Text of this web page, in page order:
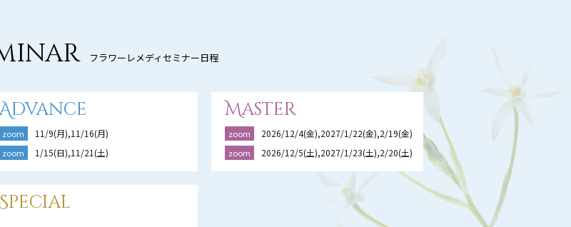
フラワーレメディセミナー日程
zoom 11/9(月),11/16(月)
zoom 1/15(日),11/21(土)
Master
zoom 2026/12/4(金),2027/1/22(金),2/19(金)
zoom 2026/12/5(土),2027/1/23(土),2/20(土)
Special